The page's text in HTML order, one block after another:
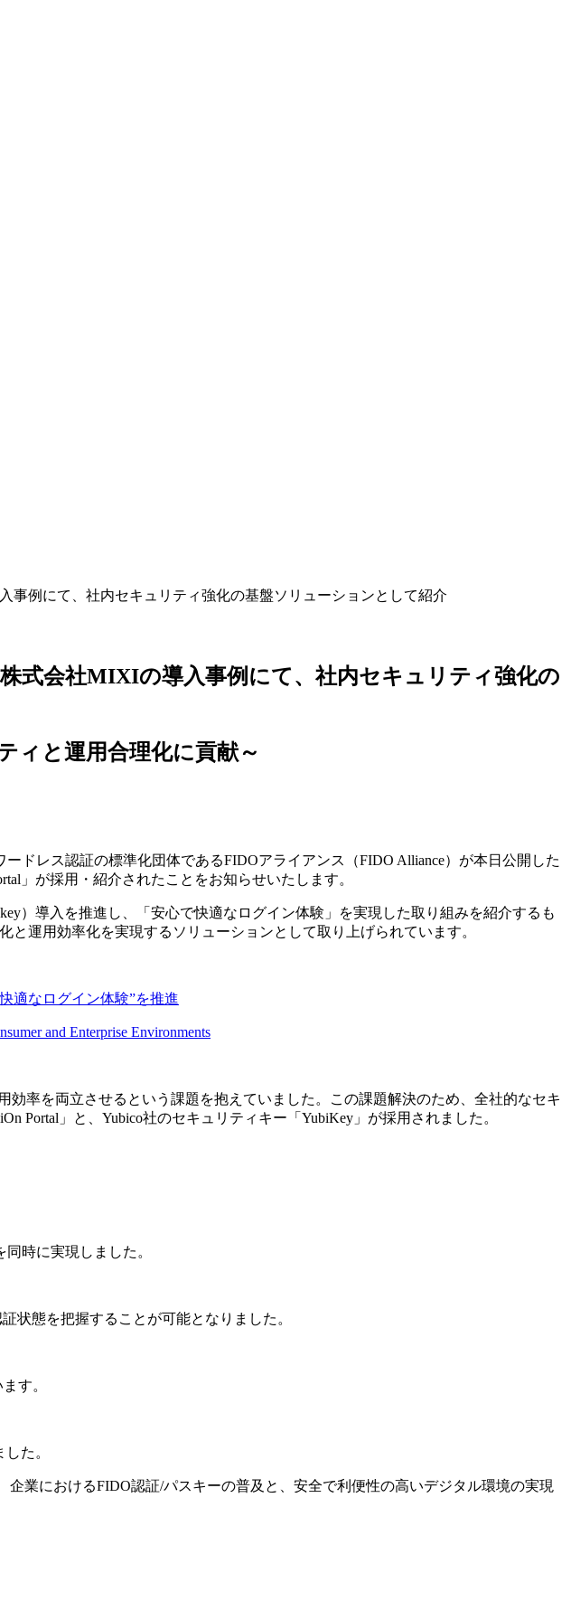
事例にて、社内セキュリティ強化の基盤ソリューションとして紹介
式会社MIXIの導入事例にて、社内セキュリティ強化の
ィと運用合理化に貢献～
ドレス認証の標準化団体であるFIDOアライアンス（FIDO Alliance）が本日公開した
」が採用・紹介されたことをお知らせいたします。
）導入を推進し、「安心で快適なログイン体験」を実現した取り組みを紹介するも
運用効率化を実現するソリューションとして取り上げられています。
適なログイン体験”を推進
and Enterprise Environments
率を両立させるという課題を抱えていました。この課題解決のため、全社的なセキ
Portal」と、Yubico社のセキュリティキー「YubiKey」が採用されました。
時に実現しました。
状態を把握することが可能となりました。
す。
た。
業におけるFIDO認証/パスキーの普及と、安全で利便性の高いデジタル環境の実現